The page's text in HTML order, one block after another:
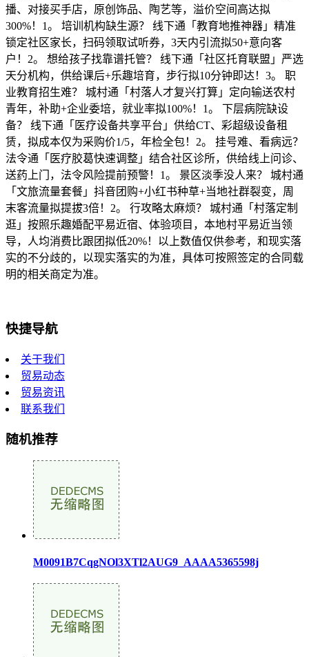
播、对接买手店，原创饰品、陶艺等，溢价空间高达拟
300%！1。 培训机构缺生源？ 线下通「教育地推神器」精准
锁定社区家长，扫码领取试听券，3天内引流拟50+意向客
户！2。 想给孩子找靠谱托管？ 线下通「社区托育联盟」严选
天分机构，供给课后+乐趣培育，步行拟10分钟即达！3。 职
业教育招生难？ 城村通「村落人才复兴打算」定向输送农村
青年，补助+企业委培，就业率拟100%！1。 下层病院缺设
备？ 线下通「医疗设备共享平台」供给CT、彩超级设备租
赁，拟成本仅为采购价1/5，年检全包！2。 挂号难、看病远？
法令通「医疗胶葛快速调整」结合社区诊所，供给线上问诊、
送药上门，法令风险提前预警！1。 景区淡季没人来？ 城村通
「文旅流量套餐」抖音团购+小红书种草+当地社群裂变，周
末客流量拟提拔3倍！2。 行攻略太麻烦？ 城村通「村落定制
逛」按照乐趣婚配平易近宿、体验项目，本地村平易近当领
导，人均消费比跟团拟低20%！以上数值仅供参考，和现实落
实的不分歧的，以现实落实的为准，具体可按照签定的合同载
明的相关商定为准。
快捷导航
关于我们
贸易动态
贸易资讯
联系我们
随机推荐
M0091B7CqgNOl3XTl2AUG9_AAAA5365598j